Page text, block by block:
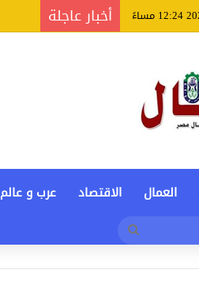
أخبار عاجلة
العمال الاقتصاد عرب و عالم